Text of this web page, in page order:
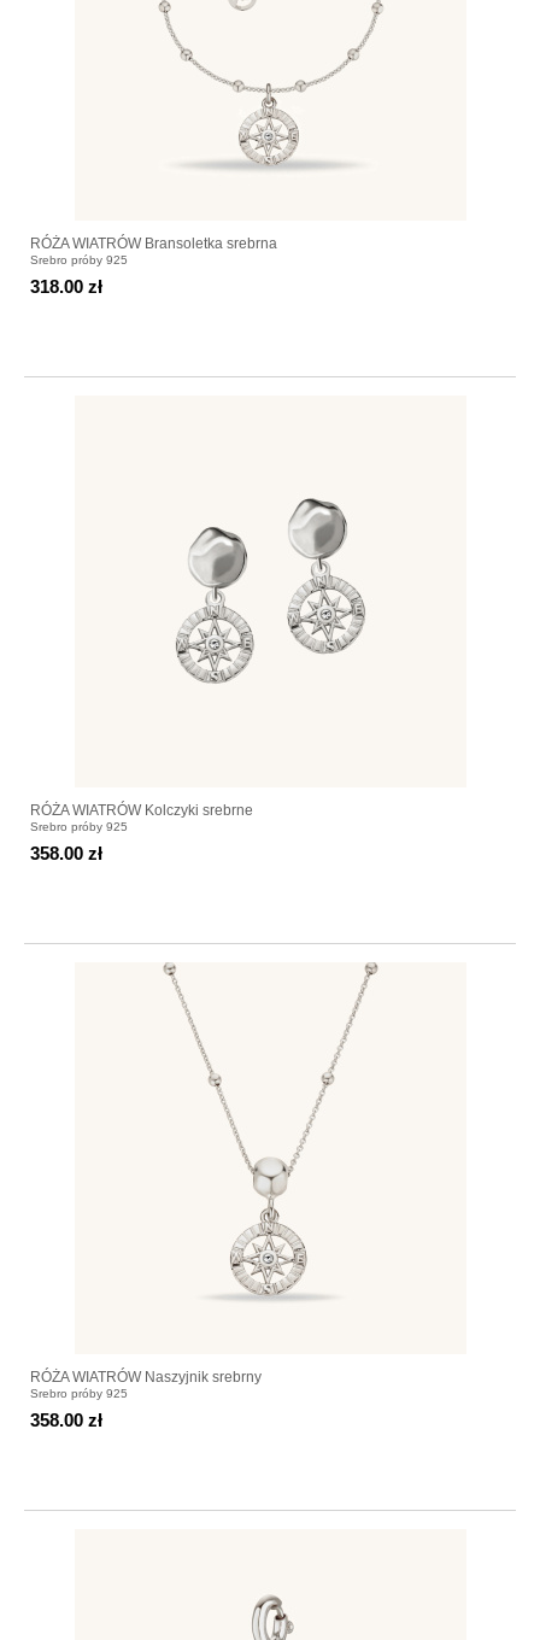
RÓŻA WIATRÓW Bransoletka srebrna
Srebro próby 925
318.00 zł
RÓŻA WIATRÓW Kolczyki srebrne
Srebro próby 925
358.00 zł
RÓŻA WIATRÓW Naszyjnik srebrny
Srebro próby 925
358.00 zł